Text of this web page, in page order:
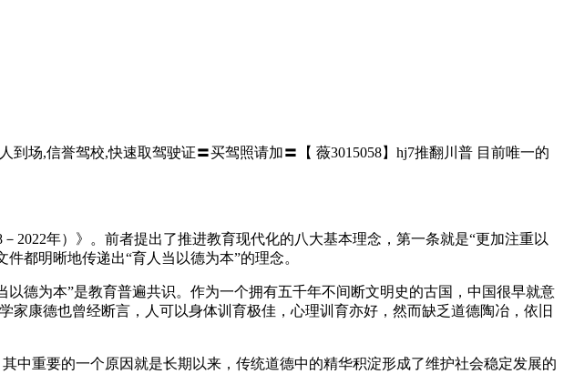
场,信誉驾校,快速取驾驶证〓买驾照请加〓【 薇3015058】hj7推翻川普 目前唯一的
年）》。前者提出了推进教育现代化的八大基本理念，第一条就是“更加注重以
都明晰地传递出“育人当以德为本”的理念。
为本”是教育普遍共识。作为一个拥有五千年不间断文明史的古国，中国很早就意
康德也曾经断言，人可以身体训育极佳，心理训育亦好，然而缺乏道德陶冶，依旧
重要的一个原因就是长期以来，传统道德中的精华积淀形成了维护社会稳定发展的